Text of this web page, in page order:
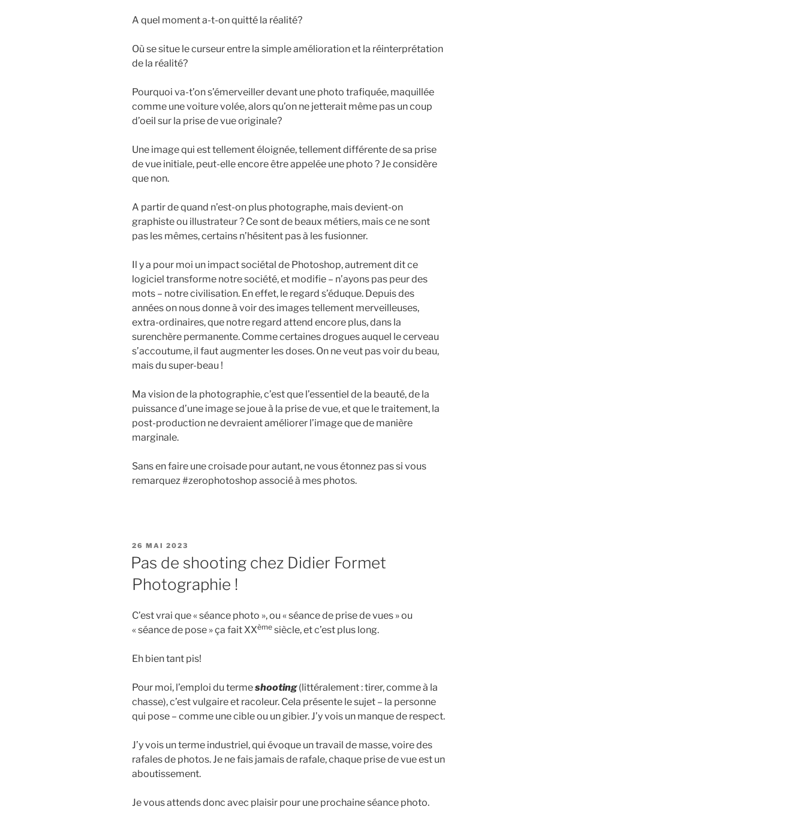
A quel moment a-t-on quitté la réalité?
Où se situe le curseur entre la simple amélioration et la réinterprétation
de la réalité?
Pourquoi va-t’on s’émerveiller devant une photo trafiquée, maquillée
comme une voiture volée, alors qu’on ne jetterait même pas un coup
d’oeil sur la prise de vue originale?
Une image qui est tellement éloignée, tellement différente de sa prise
de vue initiale, peut-elle encore être appelée une photo ? Je considère
que non.
A partir de quand n’est-on plus photographe, mais devient-on
graphiste ou illustrateur ? Ce sont de beaux métiers, mais ce ne sont
pas les mêmes, certains n’hésitent pas à les fusionner.
Il y a pour moi un impact sociétal de Photoshop, autrement dit ce
logiciel transforme notre société, et modifie – n’ayons pas peur des
mots – notre civilisation. En effet, le regard s’éduque. Depuis des
années on nous donne à voir des images tellement merveilleuses,
extra-ordinaires, que notre regard attend encore plus, dans la
surenchère permanente. Comme certaines drogues auquel le cerveau
s’accoutume, il faut augmenter les doses. On ne veut pas voir du beau,
mais du super-beau !
Ma vision de la photographie, c’est que l’essentiel de la beauté, de la
puissance d’une image se joue à la prise de vue, et que le traitement, la
post-production ne devraient améliorer l’image que de manière
marginale.
Sans en faire une croisade pour autant, ne vous étonnez pas si vous
remarquez #zerophotoshop associé à mes photos.
PUBLIÉ
26 MAI 2023
Pas de shooting chez Didier Formet
Photographie !
C’est vrai que « séance photo », ou « séance de prise de vues » ou
« séance de pose » ça fait XXème siècle, et c’est plus long.
Eh bien tant pis!
Pour moi, l’emploi du termeshooting(littéralement : tirer, comme à la
chasse), c’est vulgaire et racoleur. Cela présente le sujet – la personne
qui pose – comme une cible ou un gibier. J’y vois un manque de respect.
J’y vois un terme industriel, qui évoque un travail de masse, voire des
rafales de photos. Je ne fais jamais de rafale, chaque prise de vue est un
aboutissement.
Je vous attends donc avec plaisir pour une prochaine séance photo.